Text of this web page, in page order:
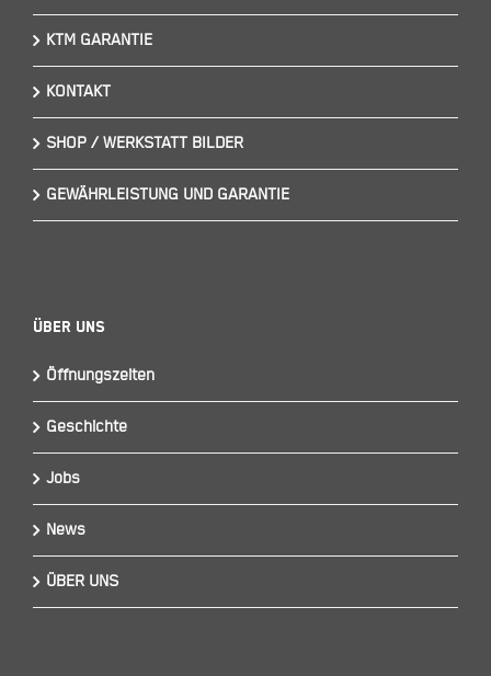
KTM GARANTIE
KONTAKT
SHOP / WERKSTATT BILDER
GEWÄHRLEISTUNG UND GARANTIE
Über Uns
Öffnungszeiten
Geschichte
Jobs
News
ÜBER UNS